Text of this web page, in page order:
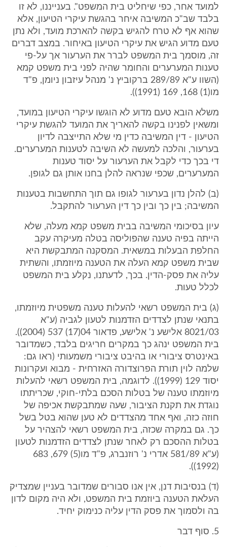
למועד אחר, כפי שיחליט בית המשפט". בענייננו, לא זו
בלבד שב"כ המשיבה איחר בהגשת עיקרי הטיעון, אלא
שהוא אף לא טרח להגיש בקשה להארכת מועד, ולא נתן
טעם מדוע הגיש את עיקרי הטיעון באיחור. במצב דברים
זה, מוסמך בית המשפט לברר את הערעור אך על-פי
טענות המערערים והחומר שהיה לפני בית משפט קמא
(השוו ע"א 289/89 ברקוביץ נ' מנהל עיזבון ניומן, פ"ד
מו(1) 168, 169 (1991)).
משלא הובא טעם מדוע לא הוגשו עיקרי הטיעון במועד,
ומשאין לפנינו בקשה להאריך את המועד להגשת עיקרי
הטיעון - דין המשיבה כדין מי שלא התייצבה לדיון
בערעור, והלכה למעשה לא השיבה לטענות המערערים.
די בכך כדי לקבל את הערעור על יסוד טענות
המערערים, שכפי שנראה להלן בחנו אותן גם לגופן.
(ב) להלן נדון בערעור לגופו גם תוך התחשבות בטענות
המשיבה; בין כך ובין כך דין הערעור להתקבל.
עיון בסיכומי המשיבה בבית משפט קמא מעלה, שלא
הייתה בפיה טענה שהפוליסה בטלה מעיקרה עקב
החלפת הבעלות במשאית. המסקנה המתבקשת היא
שבית משפט קמא העלה את הטענה מיוזמתו, והשתית
עליה את פסק-הדין. בכך, לדעתנו, נקלע בית המשפט
לכלל טעות.
(ג) בית המשפט רשאי להעלות טענה משפטית מיוזמתו,
בתנאי שנתן לצדדים הזדמנות לטעון לגביה (ע"א
8021/03 אלישע נ' אלישע, פדאור 04(17) 537 (2004)).
בית המשפט ינהג כך במקרים חריגים בלבד, כשמדובר
באינטרס ציבורי או בהיבט ציבורי משמעותי (ראו גם:
שלמה לוין תורת הפרוצדורה האזרחית - מבוא ועקרונות
יסוד 129 (1999)). לדוגמה, בית המשפט רשאי להעלות
מיוזמתו טענה של בטלות הסכם בלתי-חוקי, שכריתתו
נוגדת את תקנת הציבור, שעה שמתבקשת אכיפה של
חוזה כזה, ואף אחד מהצדדים לא טען שהוא בטל בשל
כך. גם במקרה שכזה, בית המשפט רשאי להצהיר על
בטלות ההסכם רק לאחר שנתן לצדדים הזדמנות לטעון
(ע"א 581/89 אדרי נ' רוזנברג, פ"ד מו(5) 679, 683
(1992)).
(ד) בנסיבות דנן, אין אנו סבורים שמדובר בעניין שמצדיק
העלאת הטענה ביוזמת בית המשפט, ולא היה מקום לדון
בה ולסמוך את פסק הדין עליה כנימוק יחיד.
5. סוף דבר